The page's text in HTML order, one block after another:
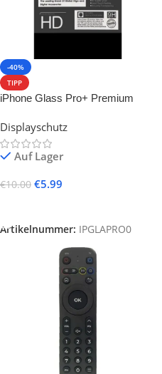
-40%
TIPP
iPhone Glass Pro+ Premium
Protector
Displayschutz
Auf Lager
€10.00 €5.99
Artikelnummer: IPGLAPRO0